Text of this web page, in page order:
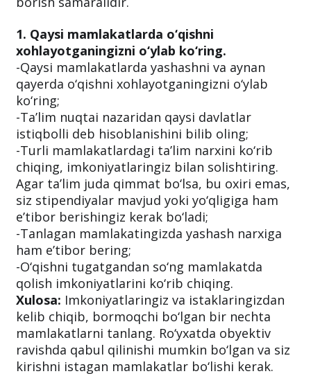
1. Qaysi mamlakatlarda o‘qishni
xohlayotganingizni o‘ylab ko‘ring.
-Qaysi mamlakatlarda yashashni va aynan
qayerda o‘qishni xohlayotganingizni o‘ylab
ko‘ring;
-Ta’lim nuqtai nazaridan qaysi davlatlar
istiqbolli deb hisoblanishini bilib oling;
-Turli mamlakatlardagi ta’lim narxini ko‘rib
chiqing, imkoniyatlaringiz bilan solishtiring.
Agar ta’lim juda qimmat bo‘lsa, bu oxiri emas,
siz stipendiyalar mavjud yoki yo‘qligiga ham
e’tibor berishingiz kerak bo‘ladi;
-Tanlagan mamlakatingizda yashash narxiga
ham e’tibor bering;
-O‘qishni tugatgandan so‘ng mamlakatda
qolish imkoniyatlarini ko‘rib chiqing.
Xulosa: Imkoniyatlaringiz va istaklaringizdan
kelib chiqib, bormoqchi bo‘lgan bir nechta
mamlakatlarni tanlang. Ro‘yxatda obyektiv
ravishda qabul qilinishi mumkin bo‘lgan va siz
kirishni istagan mamlakatlar bo‘lishi kerak.